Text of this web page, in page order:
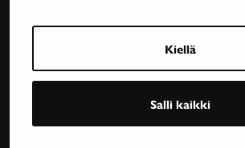
Kiellä
Salli kaikki
Avain-
Neurologinen aikakauslehti Avain
ja asiantuntevaa tietoa MS-taudin,
harvinaissairauksien ja essentiaalisen